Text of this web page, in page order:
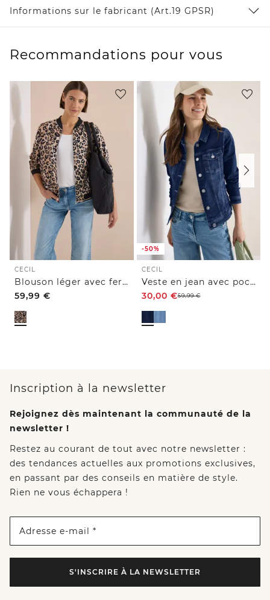
Informations sur le fabricant (Art.19 GPSR)
Recommandations pour vous
CECIL
Blouson léger avec fermeture zip et imprimé léopard
59,99 €
-50%
CECIL
Veste en jean avec poches poitrine et boutons
30,00 €59,99€
Inscription à la newsletter
Rejoignez dès maintenant la communauté de la
newsletter !
Restez au courant de tout avec notre newsletter :
des tendances actuelles aux promotions exclusives,
en passant par des conseils en matière de style.
Rien ne vous échappera !
Adresse e-mail *
S'INSCRIRE À LA NEWSLETTER